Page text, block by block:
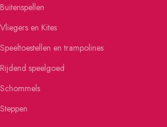
Buitenspellen
Vliegers en Kites
Speeltoestellen en trampolines
Rijdend speelgoed
Schommels
Steppen